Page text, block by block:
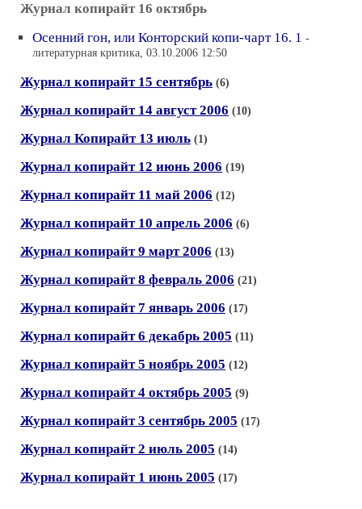
Журнал копирайт 16 октябрь
Осенний гон, или Конторский копи-чарт 16. 1 -
литературная критика, 03.10.2006 12:50
Журнал копирайт 15 сентябрь (6)
Журнал копирайт 14 август 2006 (10)
Журнал Копирайт 13 июль (1)
Журнал копирайт 12 июнь 2006 (19)
Журнал копирайт 11 май 2006 (12)
Журнал копирайт 10 апрель 2006 (6)
Журнал копирайт 9 март 2006 (13)
Журнал копирайт 8 февраль 2006 (21)
Журнал копирайт 7 январь 2006 (17)
Журнал копирайт 6 декабрь 2005 (11)
Журнал копирайт 5 ноябрь 2005 (12)
Журнал копирайт 4 октябрь 2005 (9)
Журнал копирайт 3 сентябрь 2005 (17)
Журнал копирайт 2 июль 2005 (14)
Журнал копирайт 1 июнь 2005 (17)